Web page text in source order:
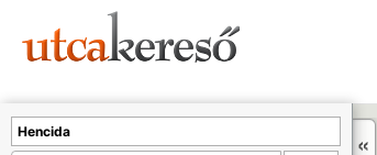
A térképet kicsinyíteni kell, hogy látszódjanak a boltok.
Boltok látszódjanak >>